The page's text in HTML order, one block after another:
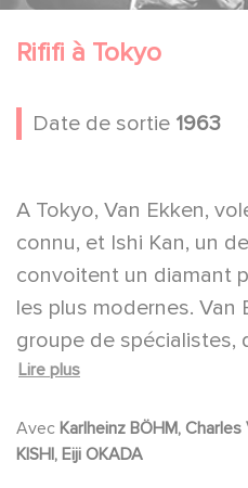
Rififi à Tokyo
Date de sortie 1963
A Tokyo, Van Ekken,
connu, et Ishi Kan, un
convoitent un diamant
les plus modernes. Van
groupe de spécialistes,
électronicien, et
talent de Burdick. Mais
Ekken va partir avec le
Lire plus
Avec
KISHI, Eiji OKADA